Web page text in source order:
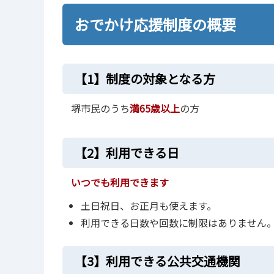
おでかけ応援制度の概要
【1】制度の対象となる方
堺市民のうち満65歳以上の方
【2】利用できる日
いつでも利用できます
土日祝日、お正月も使えます。
利用できる日数や回数に制限はありません
【3】利用できる公共交通機関